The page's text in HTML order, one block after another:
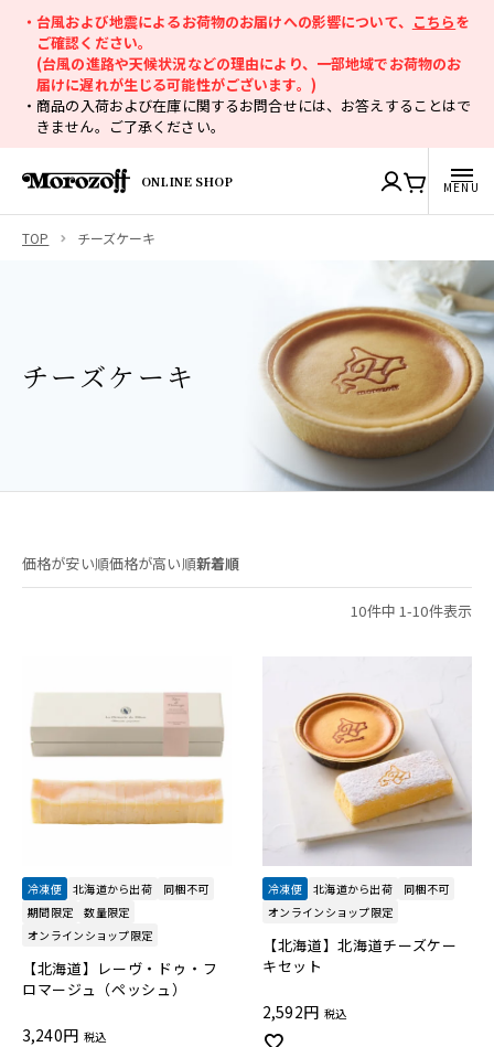
・台風および地震によるお荷物のお届けへの影響について、 こちらを
ご確認ください。
(台風の進路や天候状況などの理由により、一部地域でお荷物のお
届けに遅れが生じる可能性がございます。)
・商品の入荷および在庫に関するお問合せには、お答えすることはで
きません。ご了承ください。
ONLINE SHOP
TOP チーズケーキ
チーズケーキ
価格が安い順価格が高い順新着順
10件中 1-10件表示
冷凍便 北海道から出荷
同梱不可
期間限定
数量限定
オンラインショップ限定
【北海道】レーヴ・ドゥ・フ
ロマージュ（ペッシュ）
3,240 税込
冷凍便 北海道から出荷
同梱不可
オンラインショップ限定
【北海道】北海道チーズケー
キセット
2,592 税込